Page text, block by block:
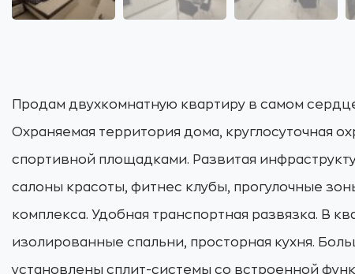
Продам двухкомнатную квартиру в самом
Охраняемая территория дома, круглосуточная
спортивной площадками. Развитая
салоны красоты, фитнес клубы, прогулочные
комплекса. Удобная транспортная развязка. В
изолированные спальни, просторная кухня.
установлены сплит-системы со встроенной